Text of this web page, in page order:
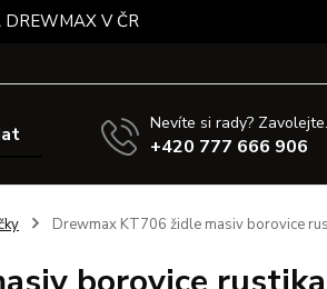
DREWMAX V ČR
Nevíte si rady? Zavolejte.
+420 777 666 906
Drewmax KT706 židle masiv borovice